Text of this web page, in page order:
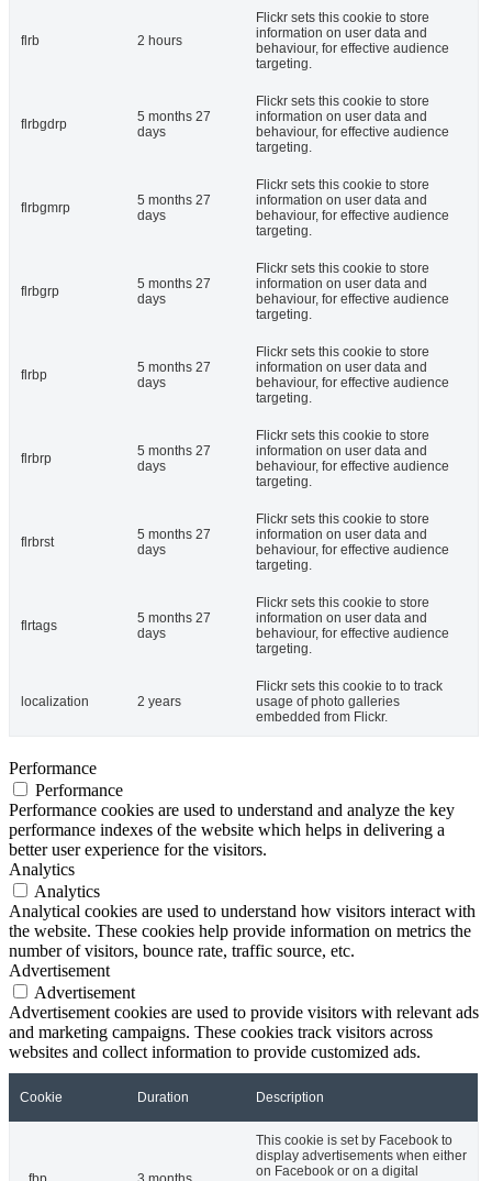
flrb 2 hours
Flickr sets this cookie to store
information on user data and
behaviour, for effective audience
targeting.
flrbgdrp
5 months 27
days
Flickr sets this cookie to store
information on user data and
behaviour, for effective audience
targeting.
flrbgmrp
5 months 27
days
Flickr sets this cookie to store
information on user data and
behaviour, for effective audience
targeting.
flrbgrp
5 months 27
days
Flickr sets this cookie to store
information on user data and
behaviour, for effective audience
targeting.
flrbp
5 months 27
days
Flickr sets this cookie to store
information on user data and
behaviour, for effective audience
targeting.
flrbrp
5 months 27
days
Flickr sets this cookie to store
information on user data and
behaviour, for effective audience
targeting.
flrbrst
5 months 27
days
Flickr sets this cookie to store
information on user data and
behaviour, for effective audience
targeting.
flrtags
5 months 27
days
Flickr sets this cookie to store
information on user data and
behaviour, for effective audience
targeting.
localization 2 years
Flickr sets this cookie to to track
usage of photo galleries
embedded from Flickr.
Performance
Performance
Performance cookies are used to understand and analyze the key
performance indexes of the website which helps in delivering a
better user experience for the visitors.
Analytics
Analytics
Analytical cookies are used to understand how visitors interact with
the website. These cookies help provide information on metrics the
number of visitors, bounce rate, traffic source, etc.
Advertisement
Advertisement
Advertisement cookies are used to provide visitors with relevant ads
and marketing campaigns. These cookies track visitors across
websites and collect information to provide customized ads.
Cookie Duration Description
This cookie is set by Facebook to
display advertisements when either
on Facebook or on a digital